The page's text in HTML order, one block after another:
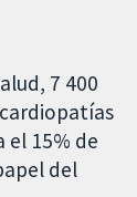
7 400
el 15% de
del